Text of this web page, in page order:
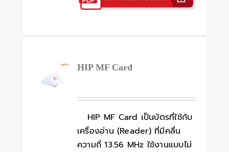
HIP MF Card
HIP MF Card เป็นบัตรที่ใช้กับ
เครื่องอ่าน (Reader) ที่มีคลื่น
ความถี่ 13.56 MHz ใช้งานแบบไม่